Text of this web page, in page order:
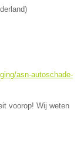
)
asn-autoschade-
voorop! Wij weten